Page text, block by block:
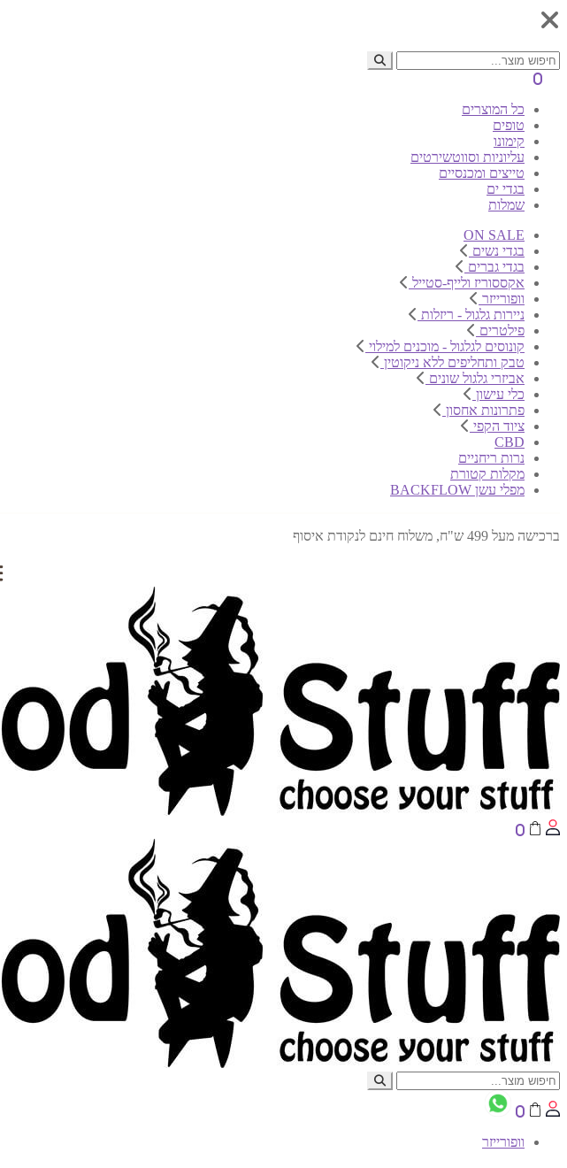
0
כל המוצרים
טופים
קימונו
עליוניות וסווטשירטים
טייצים ומכנסיים
בגדי ים
שמלות
ON SALE
בגדי נשים
בגדי גברים
אקססוריז ולייף-סטייל
וופורייזר
ניירות גלגול - ריזלות
פילטרים
קונוסים לגלגול - מוכנים למילוי
טבק ותחליפים ללא ניקוטין
אביזרי גלגול שונים
כלי עישון
פתרונות אחסון
ציוד הקפי
CBD
נרות ריחניים
מקלות קטורת
מפלי עשן BACKFLOW
ברכישה מעל 499 ש"ח, משלוח חינם לנקודת איסוף
0
וופורייזר